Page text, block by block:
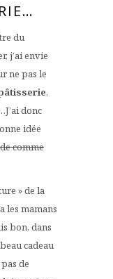
du
j’ai envie
ne pas le
.
donc
idée
comme
» de la
les mamans
bon, dans
cadeau
de